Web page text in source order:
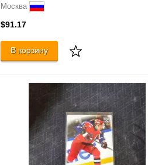
Москва
$91.17
В корзину